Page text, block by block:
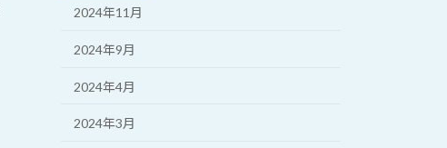
2024年11月
2024年9月
2024年4月
2024年3月